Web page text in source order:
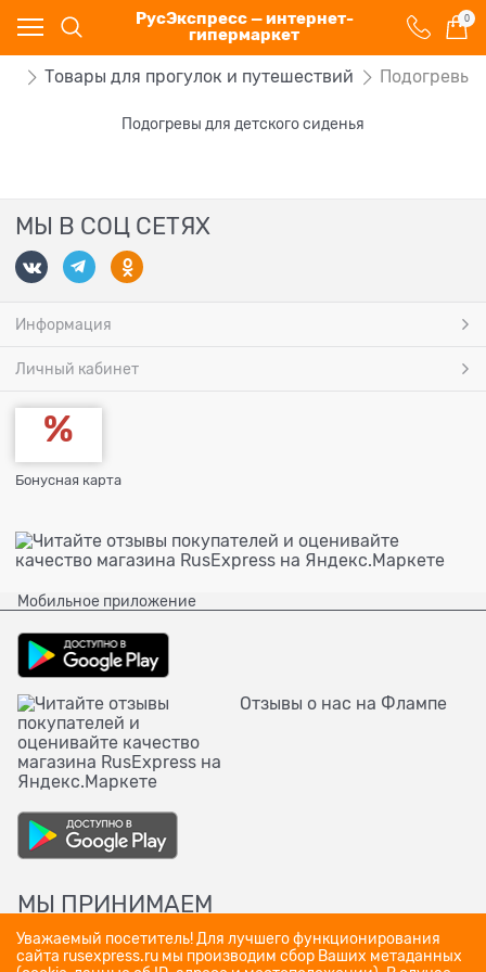
РусЭкспресс — интернет-
гипермаркет
0
Товары для прогулок и путешествий Подогревы
Подогревы для детского сиденья
МЫ В СОЦ СЕТЯХ
Информация
Личный кабинет
Бонусная карта
Мобильное приложение
Отзывы о нас на Флампе
МЫ ПРИНИМАЕМ
Уважаемый посетитель! Для лучшего функционирования
сайта rusexpress.ru мы производим сбор Ваших метаданных